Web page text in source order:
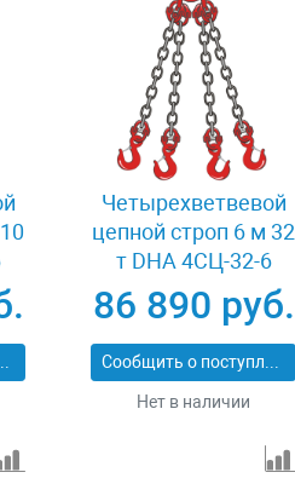
Четырехветвевой
цепной строп 6 м 32
т DHA 4СЦ-32-6
86 890 руб.
Сообщить о поступлении
Нет в наличии